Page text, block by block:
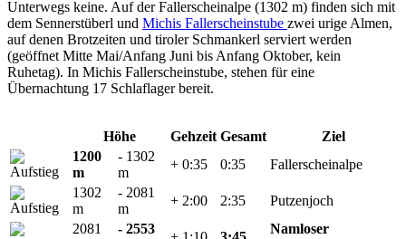
Unterwegs keine. Auf der Fallerscheinalpe (1302 m) finden sich mit
dem Sennerstüberl und Michis Fallerscheinstube zwei urige Almen,
auf denen Brotzeiten und tiroler Schmankerl serviert werden
(geöffnet Mitte Mai/Anfang Juni bis Anfang Oktober, kein
Ruhetag). In Michis Fallerscheinstube, stehen für eine
Übernachtung 17 Schlaflager bereit.
Höhe Gehzeit Gesamt
Ziel
1200
m
- 1302
m
+ 0:35 0:35
Fallerscheinalpe
1302
m
- 2081
m
+ 2:00 2:35
Putzenjoch
2081
- 2553
Namloser